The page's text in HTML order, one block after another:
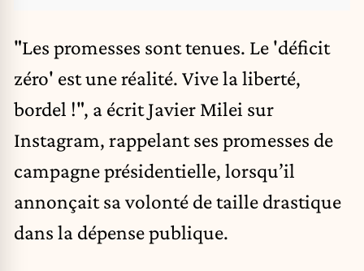
"Les promesses sont tenues. Le 'déficit
zéro' est une réalité. Vive la liberté,
bordel !", a écrit Javier Milei sur
Instagram, rappelant ses promesses de
campagne présidentielle, lorsqu’il
annonçait sa volonté de taille drastique
dans la dépense publique.